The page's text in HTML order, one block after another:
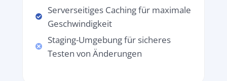
Serverseitiges Caching für maximale
Geschwindigkeit
Staging-Umgebung für sicheres
Testen von Änderungen